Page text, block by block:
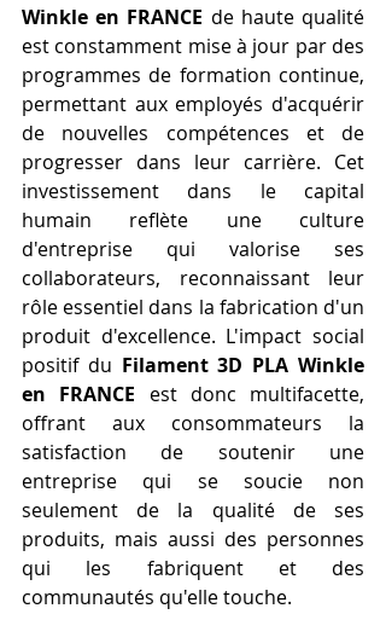
Winkle en FRANCE de haute qualité
est constamment mise à jour par des
programmes de formation continue,
permettant aux employés d'acquérir
de nouvelles compétences et de
progresser dans leur carrière. Cet
investissement dans le capital
humain reflète une culture
d'entreprise qui valorise ses
collaborateurs, reconnaissant leur
rôle essentiel dans la fabrication d'un
produit d'excellence. L'impact social
positif du Filament 3D PLA Winkle
en FRANCE est donc multifacette,
offrant aux consommateurs la
satisfaction de soutenir une
entreprise qui se soucie non
seulement de la qualité de ses
produits, mais aussi des personnes
qui les fabriquent et des
communautés qu'elle touche.